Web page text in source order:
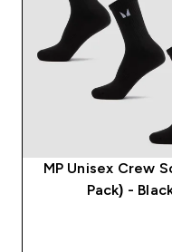
MP Unisex Crew
Pack) -